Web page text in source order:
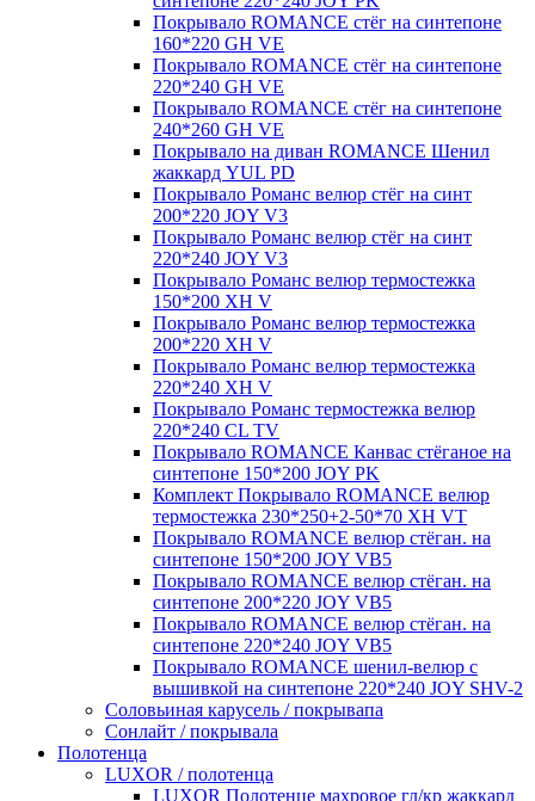
Покрывало ROMANCE стёг на синтепоне
160*220 GH VE
Покрывало ROMANCE стёг на синтепоне
220*240 GH VE
Покрывало ROMANCE стёг на синтепоне
240*260 GH VE
Покрывало на диван ROMANCE Шенил
жаккард YUL PD
Покрывало Романс велюр стёг на синт
200*220 JOY V3
Покрывало Романс велюр стёг на синт
220*240 JOY V3
Покрывало Романс велюр термостежка
150*200 XH V
Покрывало Романс велюр термостежка
200*220 XH V
Покрывало Романс велюр термостежка
220*240 XH V
Покрывало Романс термостежка велюр
220*240 CL TV
Покрывало ROMANCE Канвас стёганое на
синтепоне 150*200 JOY PK
Комплект Покрывало ROMANCE велюр
термостежка 230*250+2-50*70 XH VT
Покрывало ROMANCE велюр стёган. на
синтепоне 150*200 JOY VB5
Покрывало ROMANCE велюр стёган. на
синтепоне 200*220 JOY VB5
Покрывало ROMANCE велюр стёган. на
синтепоне 220*240 JOY VB5
Покрывало ROMANCE шенил-велюр с
вышивкой на синтепоне 220*240 JOY SHV-2
Соловьиная карусель / покрывапа
Сонлайт / покрывала
Полотенца
LUXOR / полотенца
LUXOR Полотенце махровое гл/кр жаккард